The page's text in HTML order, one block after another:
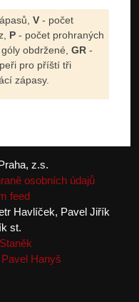
V - počet
P - počet prohraných
obdržené, GR -
pro příští tři
zápasy.
z.s.
osobních údajů
feed
Havlíček, Pavel Jiřík
st.
Pavel Hanyš